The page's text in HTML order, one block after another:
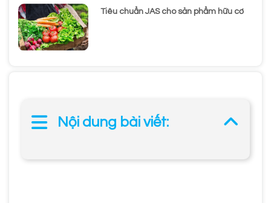
Nội dung bài viết:
Tiêu chuẩn JAS cho sản phẩm hữu cơ